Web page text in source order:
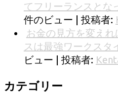
てフリーランスとな
件のビュー
投稿者:
お金の見方を変え
スは最強ワークスタ
ビュー
投稿者:
カテゴリー